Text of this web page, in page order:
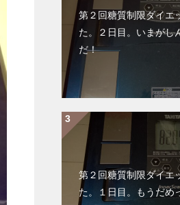
第２回糖質制限ダイエ
た。２日目。いまがし
だ！
第２回糖質制限ダイエ
た。１日目。もうだめ